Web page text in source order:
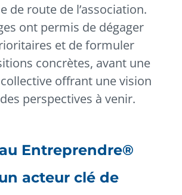
de route de l’association.
ont permis de dégager
et de formuler
concrètes, avant une
offrant une vision
perspectives à venir.
Entreprendre®
acteur clé de